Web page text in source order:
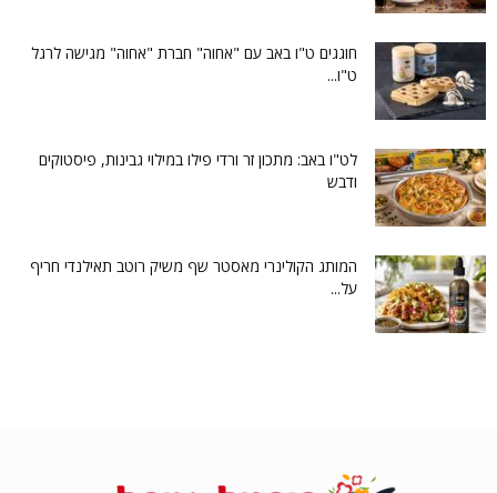
חוגגים ט"ו באב עם "אחוה" חברת "אחוה" מגישה לרגל
ט"ו...
לט"ו באב: מתכון זר ורדי פילו במילוי גבינות, פיסטוקים
ודבש
המותג הקולינרי מאסטר שף משיק רוטב תאילנדי חריף
על...